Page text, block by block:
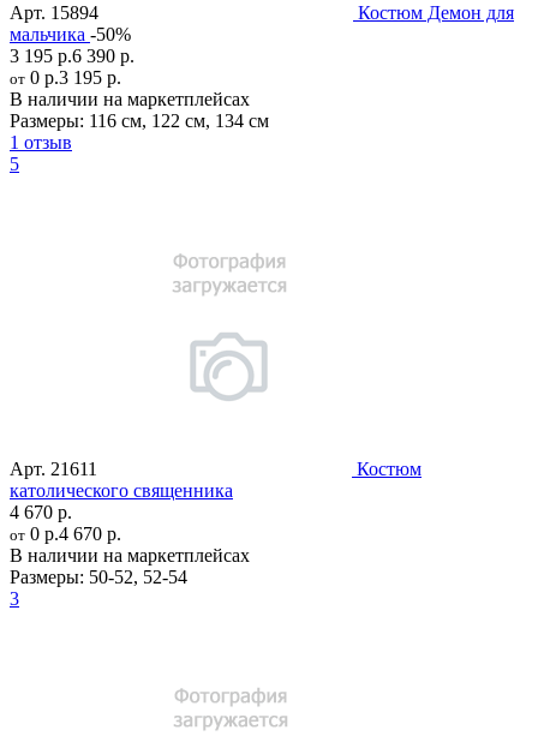
Арт. 15894
Костюм Демон для
мальчика -50%
3 195 р.6 390 р.
от 0 р.3 195 р.
В наличии на маркетплейсах
Размеры: 116 см, 122 см, 134 см
1 отзыв
5
Арт. 21611
Костюм
католического священника
4 670 р.
от 0 р.4 670 р.
В наличии на маркетплейсах
Размеры: 50-52, 52-54
3